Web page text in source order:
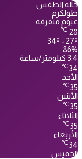
حالة الطقس
طولكرم
غيوم متفرقة
28
℃
34º - 27º
86%
3.4 كيلومتر/ساعة
34
℃
الأحد
35
℃
الأثنين
35
℃
الثلاثاء
35
℃
الأربعاء
34
℃
الخميس